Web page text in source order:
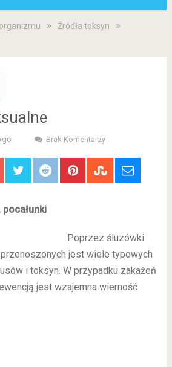
Źródła toksyn
Brak Komentarzy
Poprzez śluzówki
jest wiele typowych
i toksyn. W przypadku zakażeń
jest wzajemna wierność